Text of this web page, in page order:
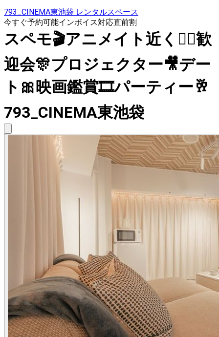
793_CINEMA東池袋 レンタルスペース
今すぐ予約可能インボイス対応直前割
スペモ🎬️アニメイト近く🚶‍♀️歓
迎会🎊プロジェクター🎥デー
ト🎀映画鑑賞🎞️パーティー🥂
793_CINEMA東池袋